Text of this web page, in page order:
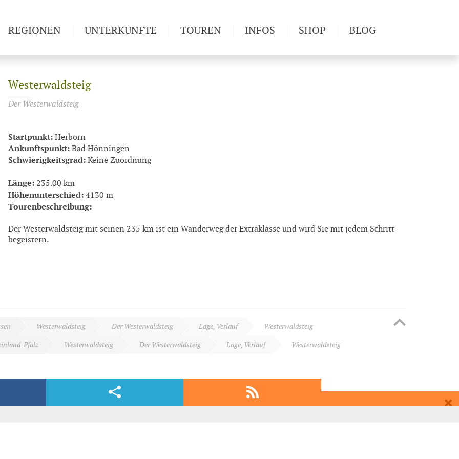
Westerwaldsteig
Der Westerwaldsteig
Startpunkt: Herborn
Ankunftspunkt: Bad Hönningen
Schwierigkeitsgrad: Keine Zuordnung
Länge: 235.00 km
Höhenunterschied: 4130 m
Tourenbeschreibung:
Der Westerwaldsteig mit seinen 235 km ist ein Wanderweg der Extraklasse und wird Sie mit jedem Schritt
begeistern.
Westerwaldsteig Der Westerwaldsteig Lage, Verlauf Westerwaldsteig
Pfalz Westerwaldsteig Der Westerwaldsteig Lage, Verlauf Westerwaldsteig
westerwaldsteig/lage-verlauf/gesamte-strecke
REGIONEN UNTERKÜNFTE TOUREN INFOS SHOP BLOG